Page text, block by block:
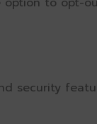
security